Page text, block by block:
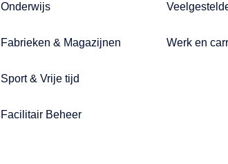
Onderwijs
Fabrieken & Magazijnen
Sport & Vrije tijd
Facilitair Beheer
Werk en